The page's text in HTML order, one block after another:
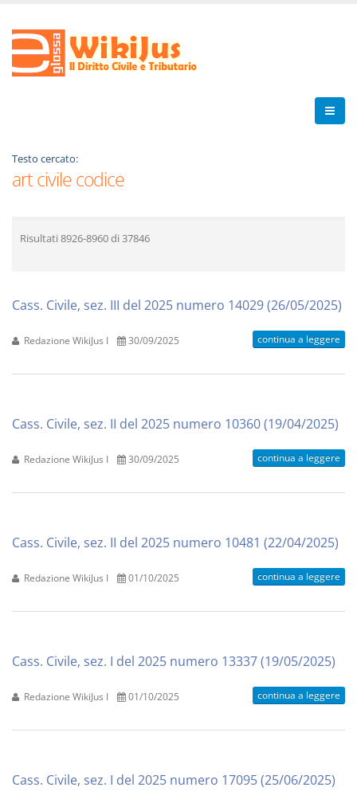
Testo cercato:
art civile codice
Risultati 8926-8960di 37846
Cass. Civile, sez. III del 2025 numero 14029 (26/05/2025)
Redazione WikiJus I 30/09/2025 continua a leggere
Cass. Civile, sez. II del 2025 numero 10360 (19/04/2025)
Redazione WikiJus I 30/09/2025 continua a leggere
Cass. Civile, sez. II del 2025 numero 10481 (22/04/2025)
Redazione WikiJus I 01/10/2025 continua a leggere
Cass. Civile, sez. I del 2025 numero 13337 (19/05/2025)
Redazione WikiJus I 01/10/2025 continua a leggere
Cass. Civile, sez. I del 2025 numero 17095 (25/06/2025)